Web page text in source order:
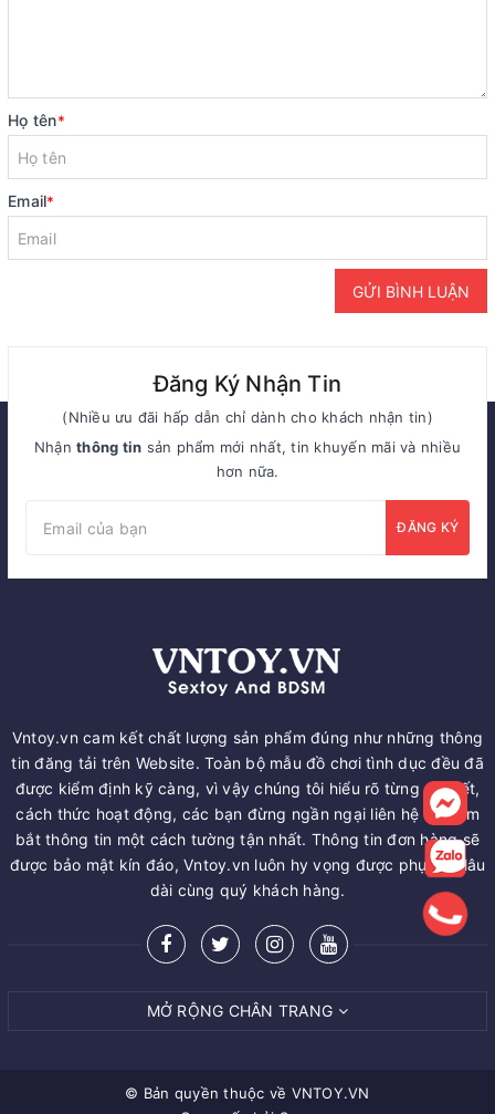
Họ tên*
Email*
GỬI BÌNH LUẬN
Đăng Ký Nhận Tin
(Nhiều ưu đãi hấp dẫn chỉ dành cho khách nhận tin)
Nhậnthông tin sản phẩm mới nhất, tin khuyến mãi và nhiều
hơn nữa.
ĐĂNG KÝ
Vntoy.vn cam kết chất lượng sản phẩm đúng như những thông
tin đăng tải trên Website. Toàn bộ mẫu đồ chơi tình dục đều đã
được kiểm định kỹ càng, vì vậy chúng tôi hiểu rõ từng chi tiết,
cách thức hoạt động, các bạn đừng ngần ngại liên hệ để nắm
bắt thông tin một cách tường tận nhất. Thông tin đơn hàng sẽ
được bảo mật kín đáo, Vntoy.vn luôn hy vọng được phục vụ lâu
dài cùng quý khách hàng.
MỞ RỘNG CHÂN TRANG
© Bản quyền thuộc về VNTOY.VN